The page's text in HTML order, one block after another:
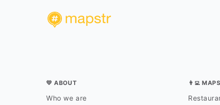
💛 ABOUT
Who we are
👨‍💻